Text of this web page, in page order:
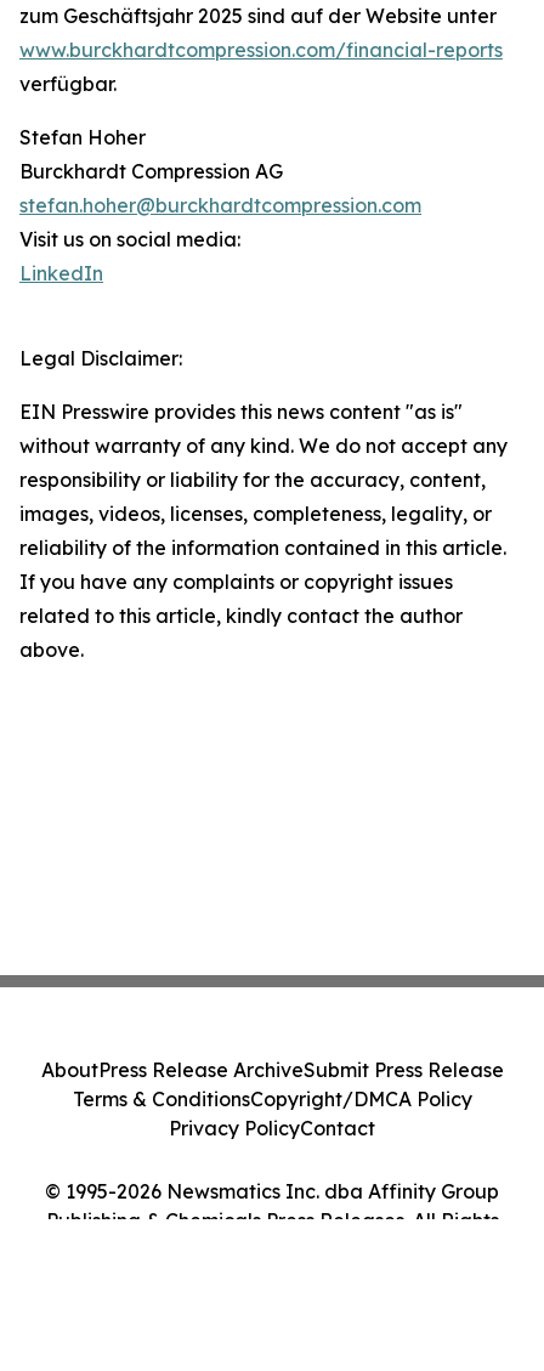
zum Geschäftsjahr 2025 sind auf der Website unter
www.burckhardtcompression.com/financial-reports
verfügbar.
Stefan Hoher
Burckhardt Compression AG
stefan.hoher@burckhardtcompression.com
Visit us on social media:
LinkedIn
Legal Disclaimer:
EIN Presswire provides this news content "as is"
without warranty of any kind. We do not accept any
responsibility or liability for the accuracy, content,
images, videos, licenses, completeness, legality, or
reliability of the information contained in this article.
If you have any complaints or copyright issues
related to this article, kindly contact the author
above.
© 1995-2026 Newsmatics Inc. dba Affinity Group
Publishing & Chemicals Press Releases. All Rights
AboutPress Release ArchiveSubmit Press Release
Terms & ConditionsCopyright/DMCA Policy
Privacy PolicyContact